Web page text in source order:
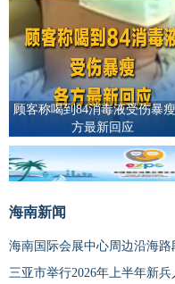
顾客称喝到84消毒液受伤暴
方最新回应
海南新闻
海南国际会展中心周边沿海路
三亚市举行2026年上半年新